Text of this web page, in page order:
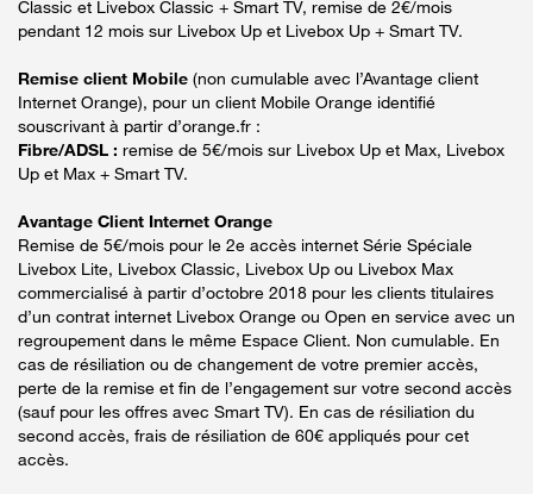
Classic et Livebox Classic + Smart TV, remise de 2€/mois
pendant 12 mois sur Livebox Up et Livebox Up + Smart TV.
Remise client Mobile (non cumulable avec l’Avantage client
Internet Orange), pour un client Mobile Orange identifié
souscrivant à partir d’orange.fr :
Fibre/ADSL : remise de 5€/mois sur Livebox Up et Max, Livebox
Up et Max + Smart TV.
Avantage Client Internet Orange
Remise de 5€/mois pour le 2e accès internet Série Spéciale
Livebox Lite, Livebox Classic, Livebox Up ou Livebox Max
commercialisé à partir d’octobre 2018 pour les clients titulaires
d’un contrat internet Livebox Orange ou Open en service avec un
regroupement dans le même Espace Client. Non cumulable. En
cas de résiliation ou de changement de votre premier accès,
perte de la remise et fin de l’engagement sur votre second accès
(sauf pour les offres avec Smart TV). En cas de résiliation du
second accès, frais de résiliation de 60€ appliqués pour cet
accès.